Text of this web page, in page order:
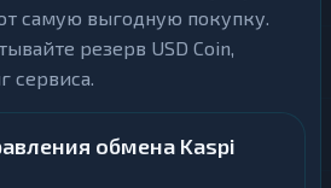
самую выгодную покупку.
резерв USD Coin,
сервиса.
обмена Kaspi